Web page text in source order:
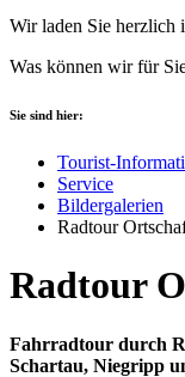
Wir laden Sie herzlich
Was können wir für
Sie sind hier:
Tourist-
Service
Bildergalerien
Radtour
Radtour
Fahrradtour durch
Schartau, Niegripp